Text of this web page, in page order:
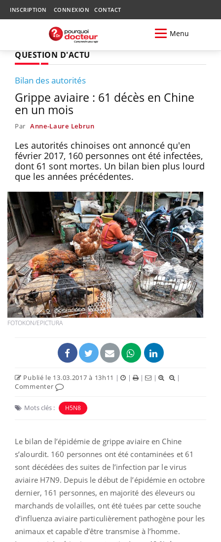
INSCRIPTION CONNEXION CONTACT
Menu
QUESTION D'ACTU
Bilan des autorités
Grippe aviaire : 61 décès en Chine
en un mois
Par Anne-Laure Lebrun
Les autorités chinoises ont annoncé qu'en
février 2017, 160 personnes ont été infectées,
dont 61 sont mortes. Un bilan bien plus lourd
que les années précédentes.
FOTOKON/EPICTURA
Publié le 13.03.2017 à 13h11 | | | |
|
Commenter
Mots clés : H5N8
Le bilan de l’épidémie de grippe aviaire en Chine
s’alourdit. 160 personnes ont été contaminées et 61
sont décédées des suites de l’infection par le virus
aviaire H7N9. Depuis le début de l’épidémie en octobre
dernier, 161 personnes, en majorité des éleveurs ou
marchands de volailles, ont été tuées par cette souche
d’influenza aviaire particulièrement pathogène pour les
animaux et capable d’être transmise à l’homme.